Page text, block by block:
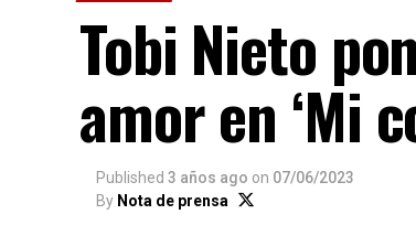
Tobi Nieto
amor en ‘Mi
Published 3 años ago on 07/06/2023
By Nota de prensa